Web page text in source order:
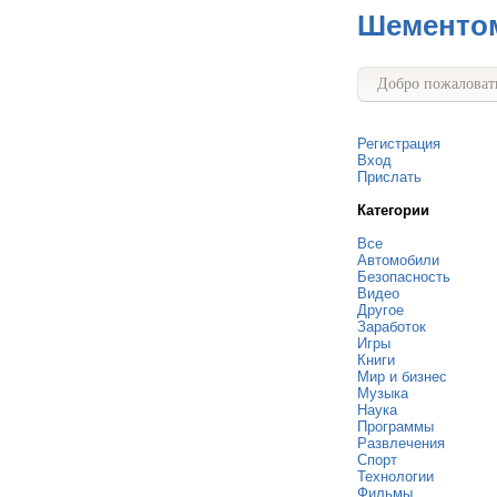
Добро
Регистрация
Вход
Прислать
Категории
Все
Автомобили
Безопасность
Видео
Другое
Заработок
Игры
Книги
Мир и бизнес
Музыка
Наука
Программы
Развлечения
Спорт
Технологии
Фильмы